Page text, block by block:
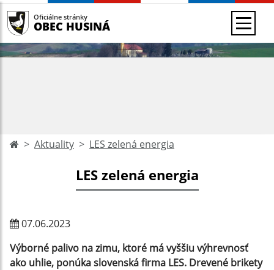
Oficiálne stránky
OBEC HUSINÁ
Aktuality LES zelená energia
LES zelená energia
07.06.2023
Výborné palivo na zimu, ktoré má vyššiu výhrevnosť
ako uhlie, ponúka slovenská firma LES. Drevené brikety